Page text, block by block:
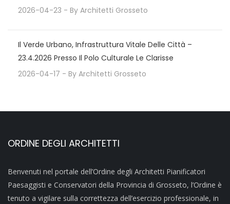
2026-04-23 - By Architetti Grosseto
Il Verde Urbano, Infrastruttura Vitale Delle Città –
23.4.2026 Presso Il Polo Culturale Le Clarisse
2026-04-17 - By Architetti Grosseto
ORDINE DEGLI ARCHITETTI
Benvenuti nel portale dell’Ordine degli Architetti Pianificatori
Paesaggisti e Conservatori della Provincia di Grosseto, l’Ordine è
tenuto a vigilare sulla correttezza dell’esercizio professionale, in